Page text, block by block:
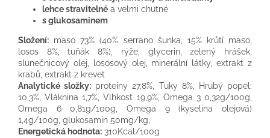
lehce stravitelné a velmi chutné
s glukosaminem
Složení: maso 73% (40% serrano šunka, 15% krůtí maso,
losos 8%, tuňák 8%), rýže, glycerin, zelený hrášek,
slunečnicový olej, lososový olej, minerální látky, extrakt z
krabů, extrakt z krevet
Analytické složky: proteiny 27,8%, Tuky 8%, Hrubý popel:
10,3%, Vláknina 1,7%, Vlhkost 19,9%, Omega 3 0,32g/100g,
Omega 6 0,81g/100g, Omega
9 (kyselina olejová)
1,4g/100g, glukosamin 50mg/kg,
Energetická hodnota: 310Kcal/100g